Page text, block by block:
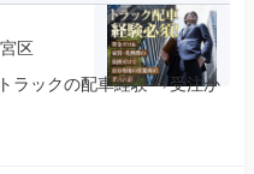
区
ラックの配車経験 ⇒受注か